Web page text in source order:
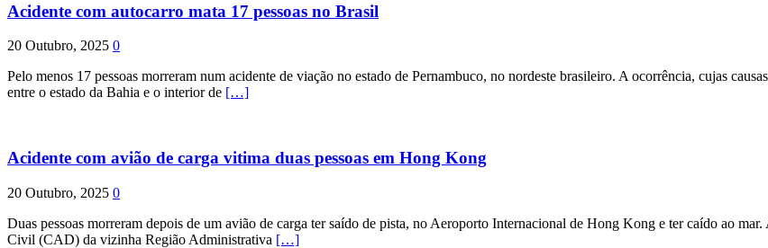
Acidente com autocarro mata 17 pessoas no Brasil
20 Outubro, 2025 0
Pelo menos 17 pessoas morreram num acidente de viação no estado de Pernambuco, no nordeste brasileiro. A ocorrência, cujas
entre o estado da Bahia e o interior de […]
Acidente com avião de carga vitima duas pessoas em Hong Kong
20 Outubro, 2025 0
Duas pessoas morreram depois de um avião de carga ter saído de pista, no Aeroporto Internacional de Hong Kong e ter caído ao
Civil (CAD) da vizinha Região Administrativa […]